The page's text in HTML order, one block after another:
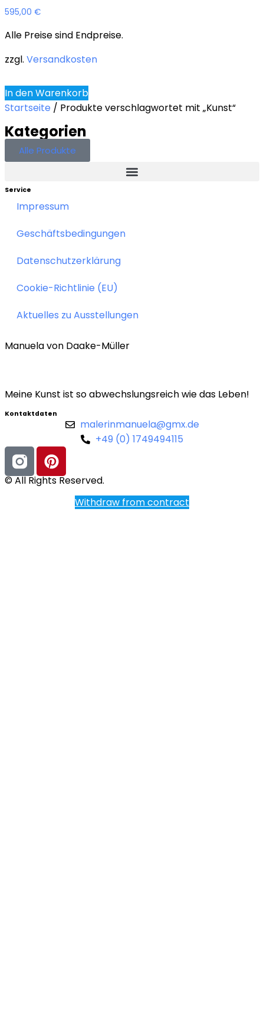
595,00 €
Alle Preise sind Endpreise.
zzgl. Versandkosten
In den Warenkorb
Startseite / Produkte verschlagwortet mit „Kunst“
Kategorien
Alle Produkte
Service
Impressum
Geschäftsbedingungen
Datenschutzerklärung
Cookie-Richtlinie (EU)
Aktuelles zu Ausstellungen
Manuela von Daake-Müller
Meine Kunst ist so abwechslungsreich wie das Leben!
Kontaktdaten
malerinmanuela@gmx.de
+49 (0) 1749494115
© All Rights Reserved.
Withdraw from contract